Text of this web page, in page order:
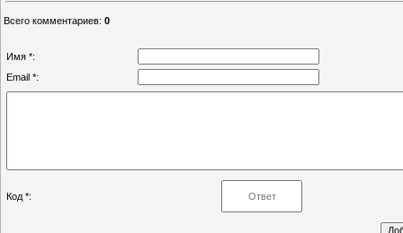
Всего комментариев: 0
Имя *:
Email *:
Код *: